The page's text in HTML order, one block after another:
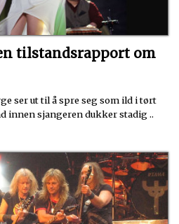
tilstandsrapport om
ser ut til å spre seg som ild i tørt
innen sjangeren dukker stadig ..